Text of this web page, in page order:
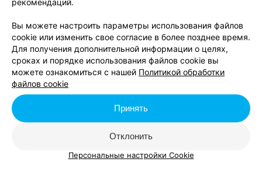
Скидка 15% на лазерную эпиляцию для студентов
до 17 ноября
рекомендаций.
Вы можете настроить параметры использования файлов
cookie или изменить свое согласие в более позднее время.
Для получения дополнительной информации о целях,
сроках и порядке использования файлов cookie вы
можете ознакомиться с нашей Политикой обработки
файлов cookie
Отклонить
Принять
Персональные настройки Cookie